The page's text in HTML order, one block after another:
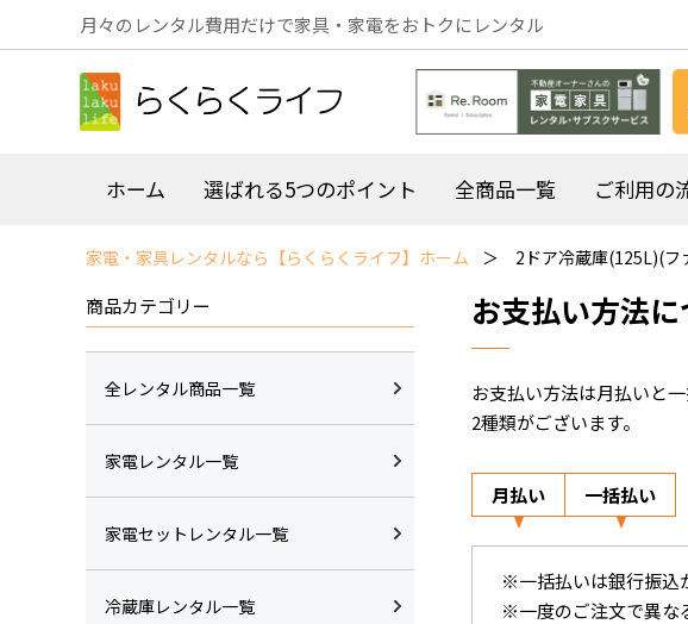
月々のレンタル費用だけで家具・家電をおトクにレンタル
ホーム 選ばれる5つのポイント 全商品一覧 ご利用の
家電・家具レンタルなら【らくらくライフ】ホーム 2ドア冷蔵庫(125L)(
お支払い方法に
お支払い方法は月払いと
2種類がございます。
月払い 一括払い
※一括払いは銀行振込
※一度のご注文で異な
商品カテゴリー
全レンタル商品一覧
家電レンタル一覧
家電セットレンタル一覧
冷蔵庫レンタル一覧